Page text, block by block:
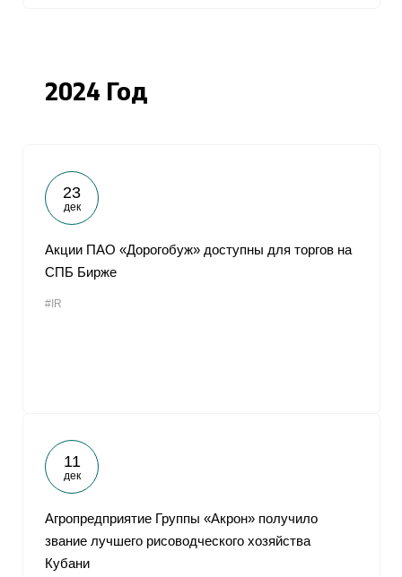
2024 Год
23
дек
Акции ПАО «Дорогобуж» доступны для торгов на
СПБ Бирже
#IR
11
дек
Агропредприятие Группы «Акрон» получило
звание лучшего рисоводческого хозяйства
Кубани